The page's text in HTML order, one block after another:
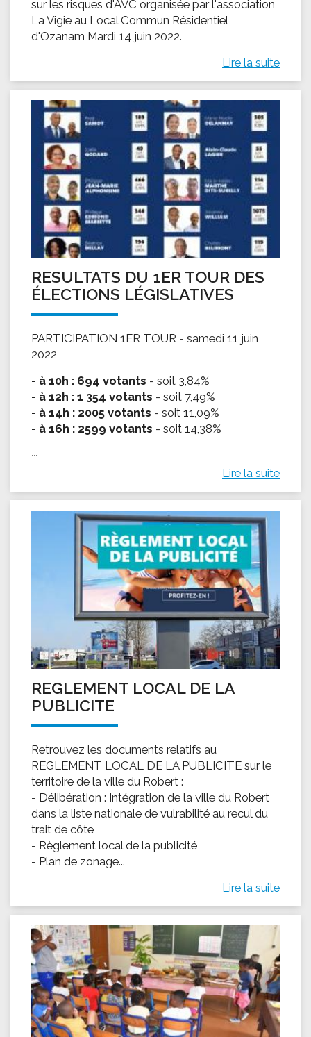
sur les risques d'AVC organisée par l'association
La Vigie au Local Commun Résidentiel
d'Ozanam Mardi 14 juin 2022.
Lire la suite
RESULTATS DU 1ER TOUR DES
ÉLECTIONS LÉGISLATIVES
PARTICIPATION 1ER TOUR - samedi 11 juin
2022
- à 10h : 694 votants - soit 3,84%
- à 12h : 1 354 votants - soit 7,49%
- à 14h : 2005 votants - soit 11,09%
- à 16h : 2599 votants - soit 14,38%
...
Lire la suite
REGLEMENT LOCAL DE LA
PUBLICITE
Retrouvez les documents relatifs au
REGLEMENT LOCAL DE LA PUBLICITE sur le
territoire de la ville du Robert :
- Délibération : Intégration de la ville du Robert
dans la liste nationale de vulrabilité au recul du
trait de côte
- Règlement local de la publicité
- Plan de zonage...
Lire la suite